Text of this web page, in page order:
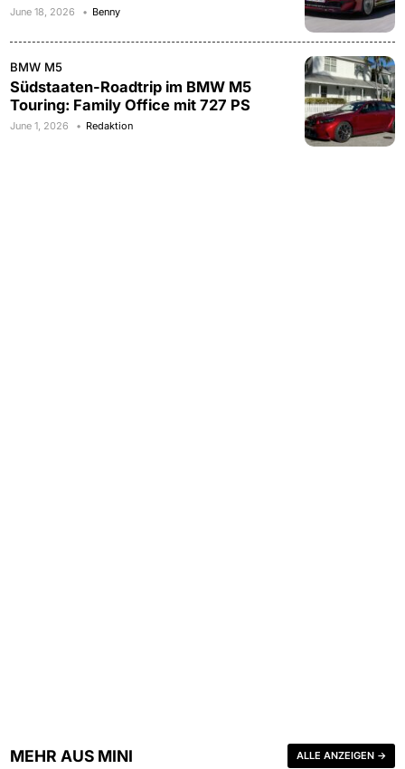
June 18, 2026 Benny
BMW M5
Südstaaten-Roadtrip im BMW M5
Touring: Family Office mit 727 PS
June 1, 2026 Redaktion
MEHR AUS MINI ALLE ANZEIGEN →